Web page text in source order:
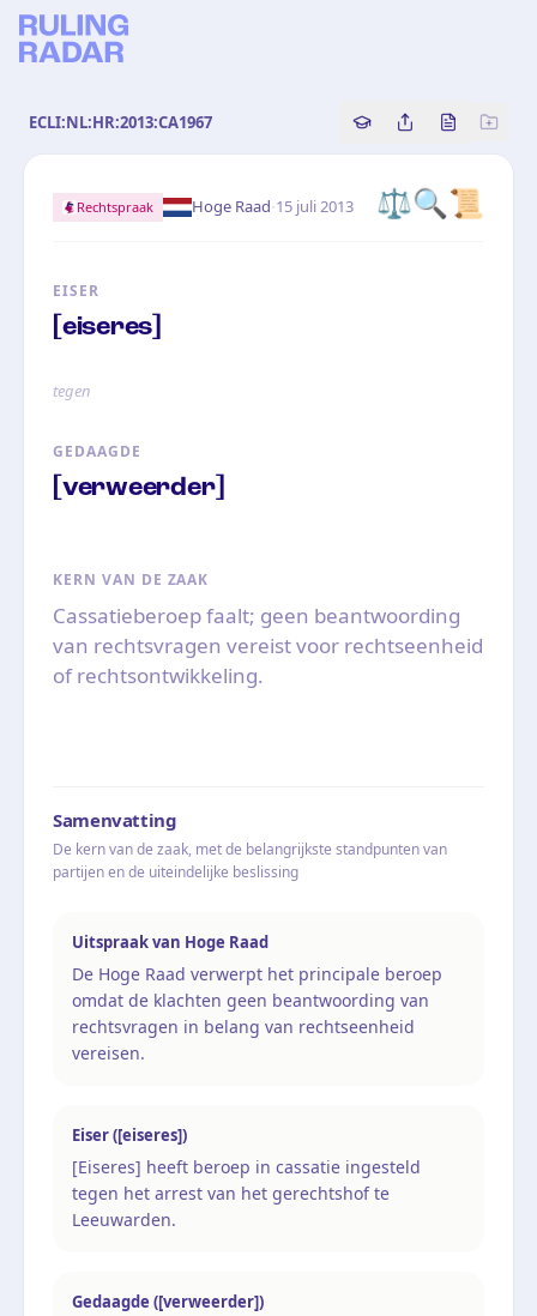
ECLI:NL:HR:2013:CA1967 Copy source
Share this
Bekijk
⚖️🔍📜
Rechtspraak Hoge Raad·15 juli 2013
EISER
[eiseres]
tegen
GEDAAGDE
[verweerder]
KERN VAN DE ZAAK
Cassatieberoep faalt; geen beantwoording
van rechtsvragen vereist voor rechtseenheid
of rechtsontwikkeling.
Samenvatting
De kern van de zaak, met de belangrijkste standpunten van
partijen en de uiteindelijke beslissing
Uitspraak van Hoge Raad
De Hoge Raad verwerpt het principale beroep
omdat de klachten geen beantwoording van
rechtsvragen in belang van rechtseenheid
vereisen.
Eiser ([eiseres])
[Eiseres] heeft beroep in cassatie ingesteld
tegen het arrest van het gerechtshof te
Leeuwarden.
Gedaagde ([verweerder])